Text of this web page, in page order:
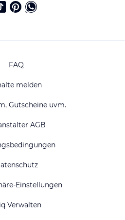
FAQ
melden
Gutscheine uvm.
AGB
Einstellungen
Verwalten